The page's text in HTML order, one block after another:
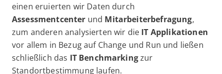
einen eruierten wir Daten durch
Assessmentcenter und Mitarbeiterbefragung,
zum anderen analysierten wir die IT Applikationen
vor allem in Bezug auf Change und Run und ließen
schließlich das IT Benchmarkingzur
Standortbestimmung laufen.